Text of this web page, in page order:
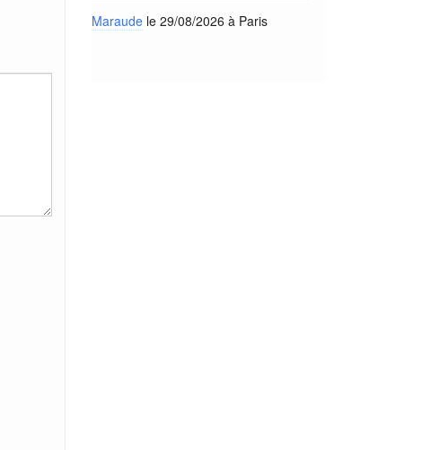
Maraude le 29/08/2026 à Paris